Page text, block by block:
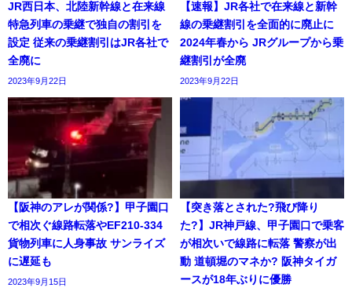
JR西日本、北陸新幹線と在来線
特急列車の乗継で独自の割引を
設定 従来の乗継割引はJR各社で
全廃に
2023年9月22日
【速報】JR各社で在来線と新幹
線の乗継割引を全面的に廃止に
2024年春から JRグループから乗
継割引が全廃
2023年9月22日
【阪神のアレが関係?】甲子園口
で相次ぐ線路転落やEF210-334
貨物列車に人身事故 サンライズ
に遅延も
2023年9月15日
【突き落とされた?飛び降り
た?】JR神戸線、甲子園口で乗客
が相次いで線路に転落 警察が出
動 道頓堀のマネか? 阪神タイガ
ースが18年ぶりに優勝